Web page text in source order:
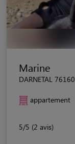
Marine
DARNETAL 76160
appartement
5/5 (2 avis)